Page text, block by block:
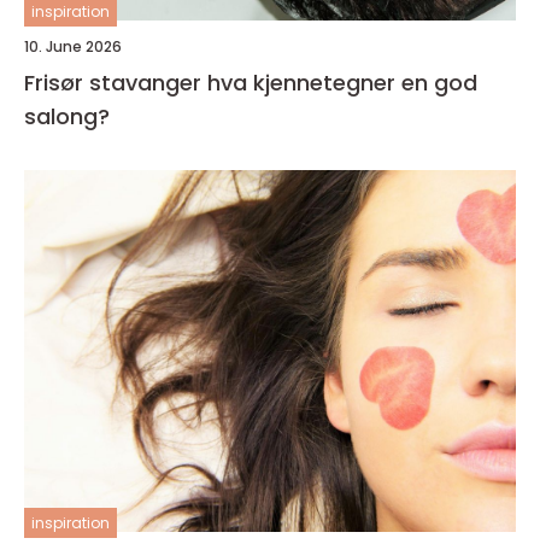
inspiration
10. June 2026
Frisør stavanger hva kjennetegner en god
salong?
inspiration